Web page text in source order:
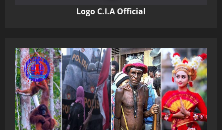
Logo C.I.A Official